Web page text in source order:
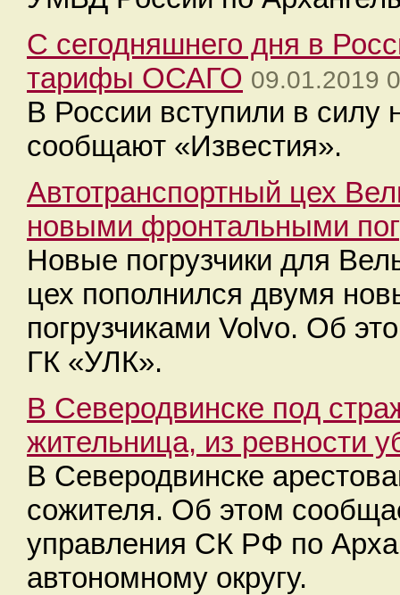
С сегодняшнего дня в
тарифы ОСАГО 09.01.2019
В России вступили в
сообщают «Известия».
Автотранспортный цех
новыми фронтальными
Новые погрузчики для
цех пополнился двумя
погрузчиками Volvo. Об
ГК «УЛК».
В Северодвинске под
жительница, из ревности
В Северодвинске
сожителя. Об этом
управления СК РФ по
автономному округу.